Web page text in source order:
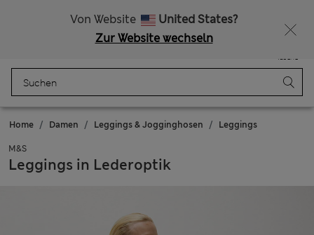
Von Website
United States?
Zur Website wechseln
Tasche
Home Damen Leggings & Jogginghosen Leggings
M&S
Leggings in Lederoptik